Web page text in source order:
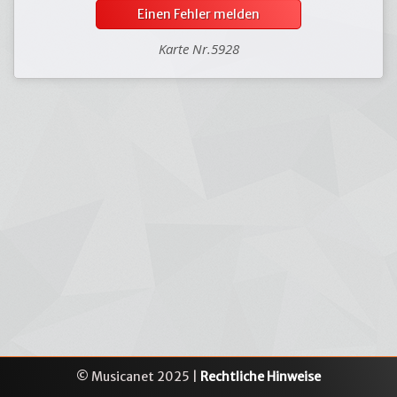
Einen Fehler melden
Karte Nr.5928
© Musicanet 2025 | Rechtliche Hinweise